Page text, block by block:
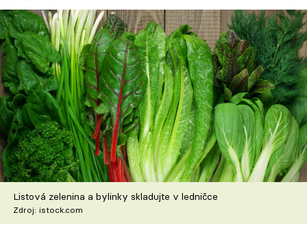
Recepty
Články
TV Program
Škola vaření
Recepty z TV
Speciál: Cuketa
Těhotnej kuchař
Listová zelenina a bylinky skladujte v ledničce
Zdroj: istock.com